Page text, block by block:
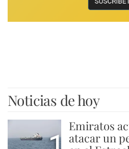
Noticias de hoy
Emiratos
atacar un